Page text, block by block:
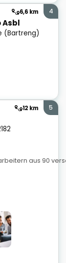
6,6 km
(Bartreng)
4
12 km 5
aus 90